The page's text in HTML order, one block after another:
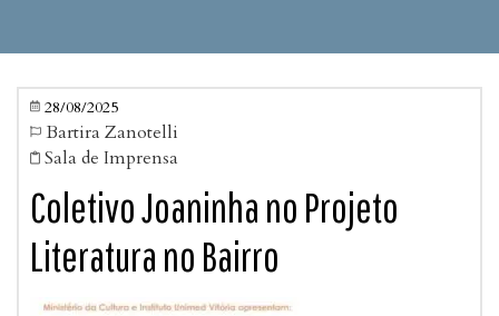
 28/08/2025
 Bartira Zanotelli
 Sala de Imprensa
Coletivo Joaninha no Projeto
Literatura no Bairro